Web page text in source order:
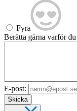
Fyra
Berätta gärna varför
E-post:
Skicka